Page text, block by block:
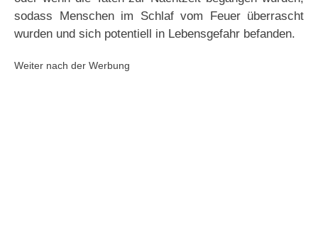
sodass Menschen im Schlaf vom Feuer überrascht
wurden und sich potentiell in Lebensgefahr befanden.
Weiter nach der Werbung